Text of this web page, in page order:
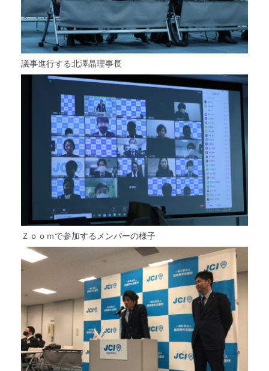
議事進行する北澤晶理事長
Ｚｏｏｍで参加するメンバーの様子